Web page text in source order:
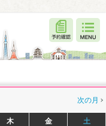
次の月
木 金 土